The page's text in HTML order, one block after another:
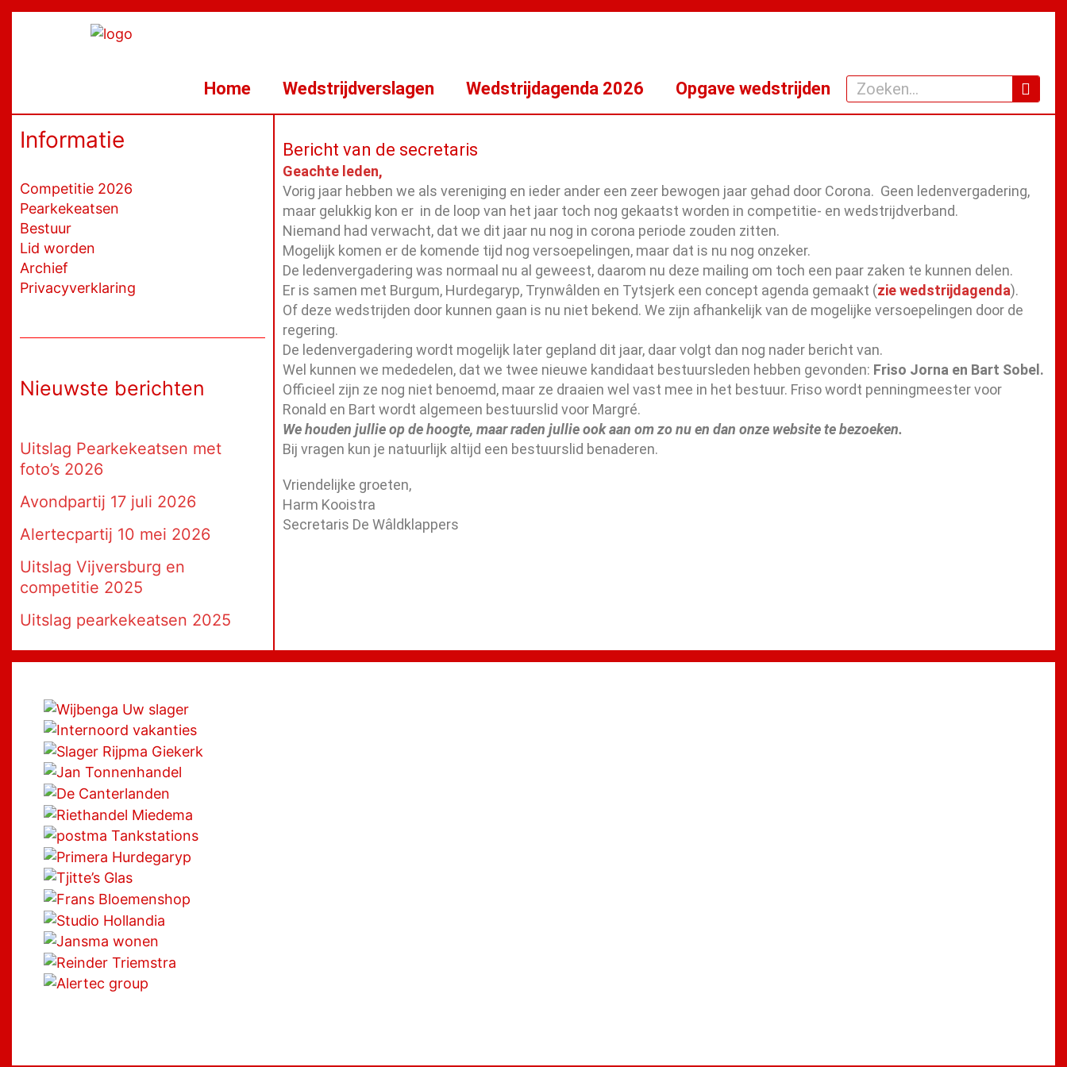
Ga
Home Wedstrijdverslagen Wedstrijdagenda 2026 Opgave wedstrijden Zoeken
Informatie
Competitie 2026
Pearkekeatsen
Bestuur
Lid worden
Archief
Privacyverklaring
Nieuwste berichten
Uitslag Pearkekeatsen met
foto’s 2026
Avondpartij 17 juli 2026
Alertecpartij 10 mei 2026
Uitslag Vijversburg en
competitie 2025
Uitslag pearkekeatsen 2025
Bericht van de secretaris
Geachte leden,
Vorig jaar hebben we als vereniging en ieder ander een zeer bewogen jaar gehad door Corona. Geen ledenvergadering,
maar gelukkig kon er in de loop van het jaar toch nog gekaatst worden in competitie- en wedstrijdverband.
Niemand had verwacht, dat we dit jaar nu nog in corona periode zouden zitten.
Mogelijk komen er de komende tijd nog versoepelingen, maar dat is nu nog onzeker.
De ledenvergadering was normaal nu al geweest, daarom nu deze mailing om toch een paar zaken te kunnen delen.
Er is samen met Burgum, Hurdegaryp, Trynwâlden en Tytsjerk een concept agenda gemaakt (zie wedstrijdagenda).
Of deze wedstrijden door kunnen gaan is nu niet bekend. We zijn afhankelijk van de mogelijke versoepelingen door de
regering.
De ledenvergadering wordt mogelijk later gepland dit jaar, daar volgt dan nog nader bericht van.
Wel kunnen we mededelen, dat we twee nieuwe kandidaat bestuursleden hebben gevonden: Friso Jorna en Bart Sobel.
Officieel zijn ze nog niet benoemd, maar ze draaien wel vast mee in het bestuur. Friso wordt penningmeester voor
Ronald en Bart wordt algemeen bestuurslid voor Margré.
We houden jullie op de hoogte, maar raden jullie ook aan om zo nu en dan onze website te bezoeken.
Bij vragen kun je natuurlijk altijd een bestuurslid benaderen.
Vriendelijke groeten,
Harm Kooistra
Secretaris De Wâldklappers